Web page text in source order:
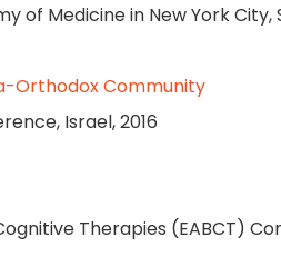
of Medicine in New York City,
Orthodox Community
Israel, 2016
Therapies (EABCT)